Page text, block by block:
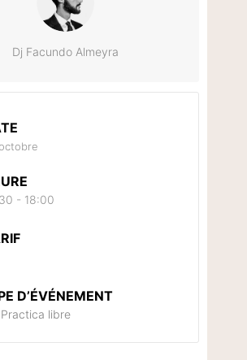
Dj Facundo Almeyra
- 18:00
D’ÉVÉNEMENT
libre